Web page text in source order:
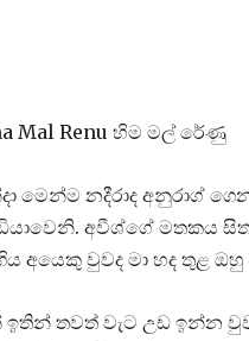
Mal Renu හිම මල් රේණු
මෙන්ම නදීරාද අනුරාග්
අවීශ්ගේ මතකය
අයෙකු වුවද මා හද තුළ
ඉතින් තවත් වැට උඩ ඉන්න